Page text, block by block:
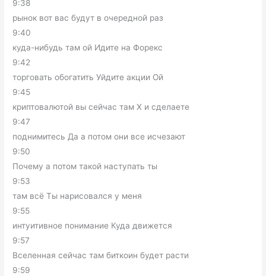
9:38
рынок вот вас будут в очередной раз
9:40
куда-нибудь там ой Идите на Форекс
9:42
торговать обогатить Уйдите акции Ой
9:45
криптовалютой вы сейчас там X и сделаете
9:47
поднимитесь Да а потом они все исчезают
9:50
Почему а потом такой наступать ты
9:53
там всё Ты нарисовался у меня
9:55
интуитивное понимание Куда движется
9:57
Вселенная сейчас там биткоин будет расти
9:59